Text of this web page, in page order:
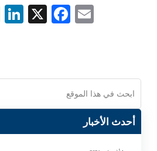
Email
X
Search
أحدث الأخبار